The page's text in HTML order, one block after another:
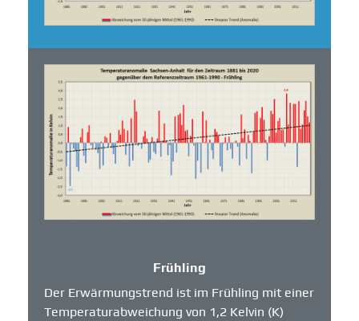
Frühling
Der Erwärmungstrend ist im Frühling mit einer
Temperaturabweichung von 1,2 Kelvin (K)